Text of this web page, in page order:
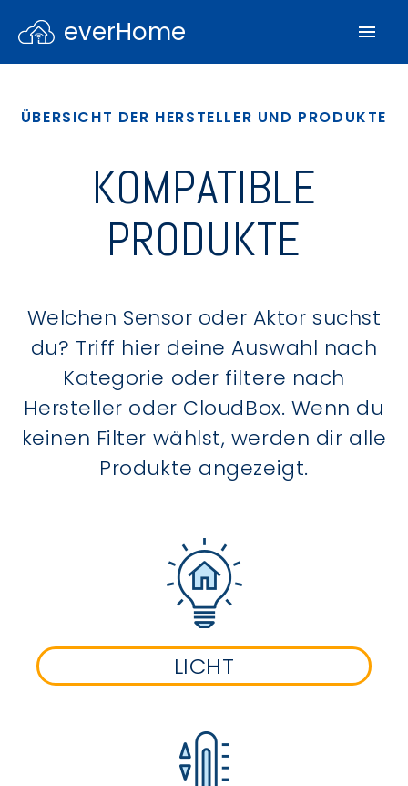
everHome
ÜBERSICHT DER HERSTELLER UND PRODUKTE
KOMPATIBLE
PRODUKTE
Welchen Sensor oder Aktor suchst
du? Triff hier deine Auswahl nach
Kategorie oder filtere nach
Hersteller oder CloudBox. Wenn du
keinen Filter wählst, werden dir alle
Produkte angezeigt.
LICHT